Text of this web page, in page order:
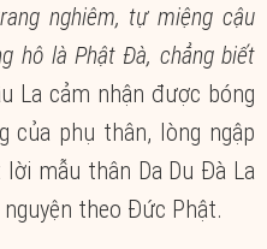
nghiêm, tự miệng cậu
hô là Phật Đà, chẳng biết
La cảm nhận được bóng
phụ thân, lòng ngập
mẫu thân Da Du Đà La
theo Đức Phật.